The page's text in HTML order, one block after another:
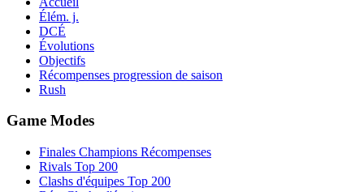
Élém. j.
DCÉ
Évolutions
Objectifs
Récompenses progression de saison
Rush
Game Modes
Finales Champions Récompenses
Rivals Top 200
Clashs d'équipes Top 200